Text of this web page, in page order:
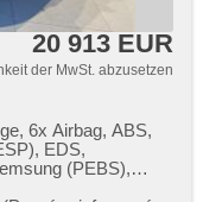
20 913 EUR
der MwSt. abzusetzen
6x Airbag, ABS,
EDS,
(PEBS),